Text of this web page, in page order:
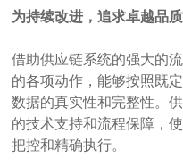
为持续改进，追求卓越品
借助供应链系统的强大的
的各项动作，能够按照既
数据的真实性和完整性。
的技术支持和流程保障，
把控和精确执行。